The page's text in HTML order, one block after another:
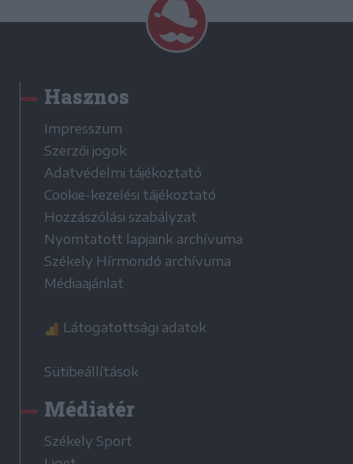
Hasznos
Impresszum
Szerzői jogok
Adatvédelmi tájékoztató
Cookie-kezelési tájékoztató
Hozzászólási szabályzat
Nyomtatott lapjaink archívuma
Székely Hírmondó archívuma
Médiaajánlat
Látogatottsági adatok
Sütibeállítások
Médiatér
Székely Sport